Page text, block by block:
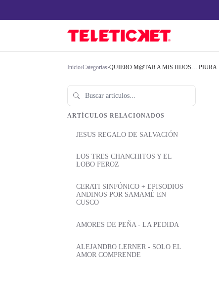
Inicio›Categorías›QUIERO M@TAR A MIS HIJOS… PIURA
ARTÍCULOS RELACIONADOS
JESUS REGALO DE SALVACIÓN
LOS TRES CHANCHITOS Y EL
LOBO FEROZ
CERATI SINFÓNICO + EPISODIOS
ANDINOS POR SAMAMÉ EN
CUSCO
AMORES DE PEÑA - LA PEDIDA
ALEJANDRO LERNER - SOLO EL
AMOR COMPRENDE